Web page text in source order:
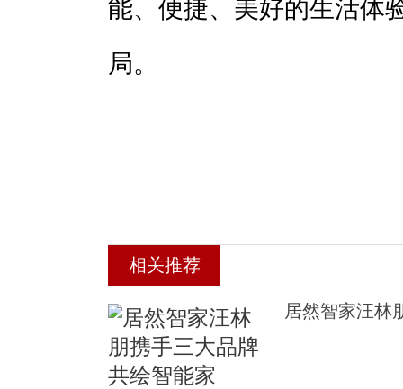
能、便捷、美好的生活体
局。
相关推荐
居然智家汪林